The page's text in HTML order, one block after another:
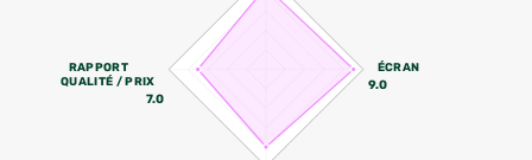
ÉCRAN
9.0
RAPPORT
QUALITÉ / PRIX
7.0